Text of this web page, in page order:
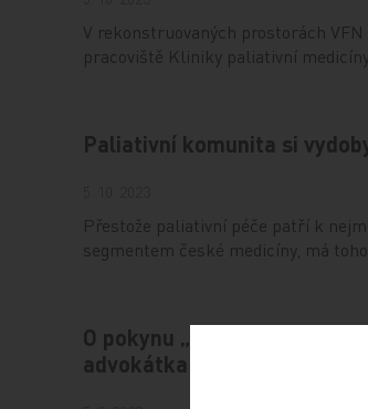
V rekonstruovaných prostorách
pracoviště Kliniky paliativní
Paliativní komunita si
Přestože paliativní péče patří k
segmentem české medicíny, má
O pokynu „neresuscitovat“
advokátka